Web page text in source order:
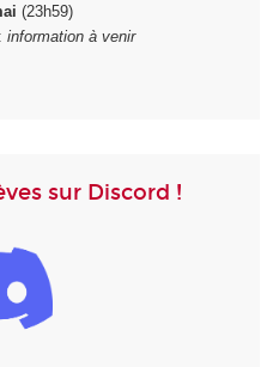
(23h59)
information à venir
sur Discord !